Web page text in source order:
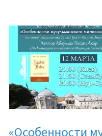
«Особенности